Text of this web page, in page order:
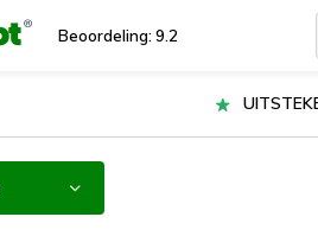
Beoordeling: 9.2